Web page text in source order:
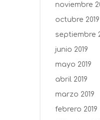
noviembre
octubre 2019
septiembre
junio 2019
mayo 2019
abril 2019
marzo 2019
febrero 2019